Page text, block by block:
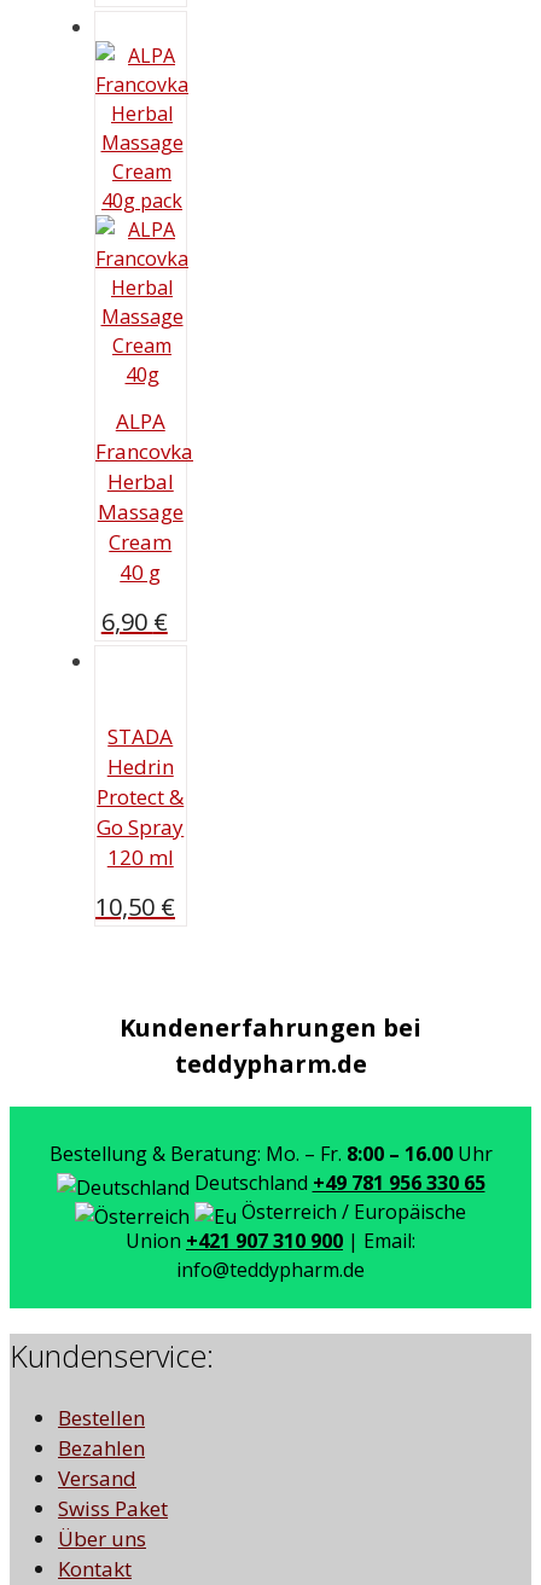
ALPA
Francovka
Herbal
Massage
Cream
40 g
6,90 €
STADA
Hedrin
Protect &
Go Spray
120 ml
10,50 €
Kundenerfahrungen bei
teddypharm.de
Bestellung & Beratung: Mo. – Fr. 8:00 – 16.00Uhr
Deutschland +49 781 956 330 65
Österreich / Europäische
Union +421 907 310 900 | Email:
info@teddypharm.de
Kundenservice:
Bestellen
Bezahlen
Versand
Swiss Paket
Über uns
Kontakt